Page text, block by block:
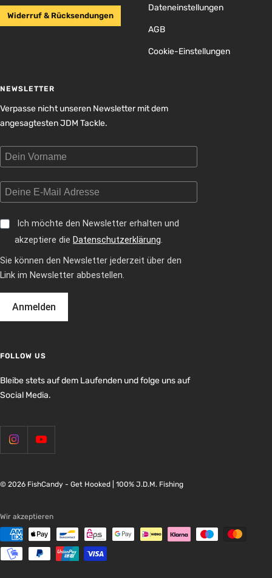
Widerruf & Rücksendungen
Dateneinstellungen
AGB
Cookie-Einstellungen
NEWSLETTER
Verpasse nicht unseren Newsletter mit dem
angesagtesten JDM Tackle.
Ich möchte den Newsletter erhalten und
akzeptiere die Datenschutzerklärung.
Sie können den Newsletter jederzeit über den
Link im Newsletter abbestellen.
Anmelden
FOLLOW US
Bleibe stets auf dem Laufenden und folge uns auf
Social Media.
© 2026 FishCandy - Get Hooked | 100% J.D.M. Fishing
Wir akzeptieren